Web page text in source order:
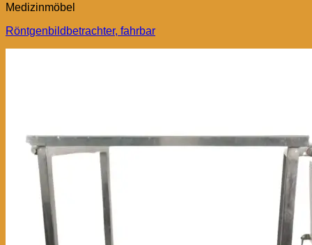
Medizinmöbel
Röntgenbildbetrachter, fahrbar